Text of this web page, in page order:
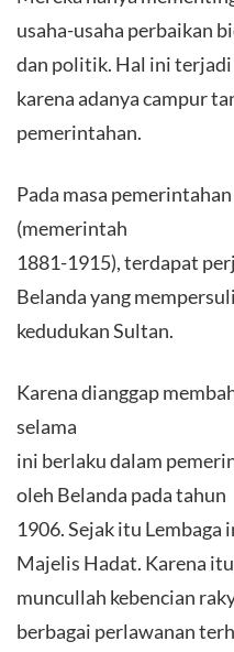
usaha-usaha perbaikan
dan politik. Hal ini terjadi
karena adanya campur
pemerintahan.
Pada masa
(memerintah
1881-1915), terdapat
Belanda yang
kedudukan Sultan.
Karena dianggap
selama
ini berlaku dalam
oleh Belanda pada tahun
1906. Sejak itu Lembaga
Majelis Hadat. Karena
muncullah kebencian
berbagai perlawanan